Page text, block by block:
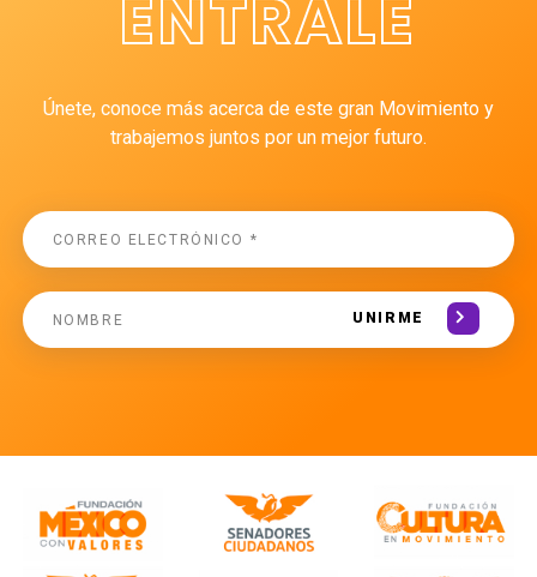
ÉNTRALE
Únete, conoce más acerca de este gran Movimiento y
trabajemos juntos por un mejor futuro.
UNIRME